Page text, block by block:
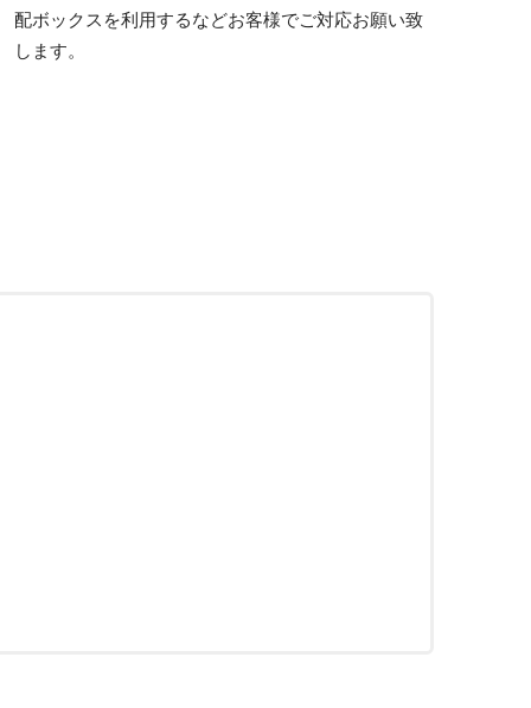
配ボックスを利用するなどお客様でご対応お願い致
します。